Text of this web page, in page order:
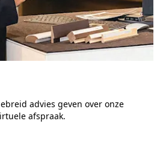
advies geven over onze
afspraak.